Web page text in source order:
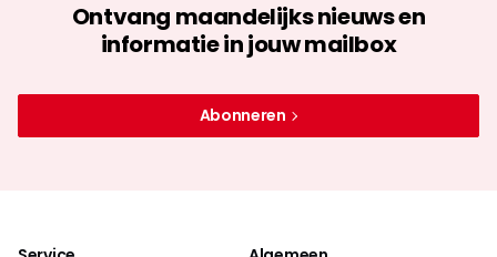
Ontvang maandelijks nieuws en
informatie in jouw mailbox
Abonneren